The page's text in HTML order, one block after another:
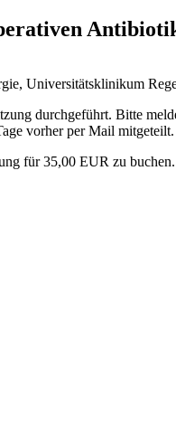
Universitätsklinikum
durchgeführt. Bitte
vorher per Mail mitgeteilt.
für 35,00 EUR zu